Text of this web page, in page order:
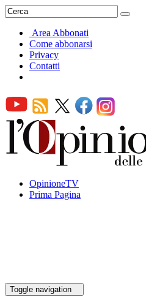
Area Abbonati
Come abbonarsi
Privacy
Contatti
OpinioneTV
Prima Pagina
Toggle navigation